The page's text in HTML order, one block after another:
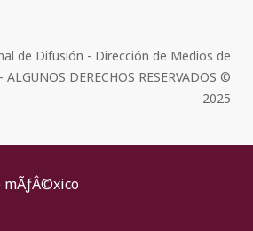
de Difusión - Dirección de Medios de
DERECHOS RESERVADOS ©
2025